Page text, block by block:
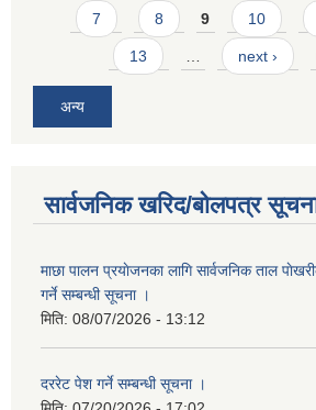
7 8 9 10
13 next ›
अन्य
सार्वजनिक खरिद/बोलपत्र
माछा पालन प्रयाेजनका लागि सार्वजनिक ताल
गर्ने सम्बन्धी सूचना ।
मिति: 08/07/2026 - 13:12
दररेट पेश गर्ने सम्बन्धी सूचना ।